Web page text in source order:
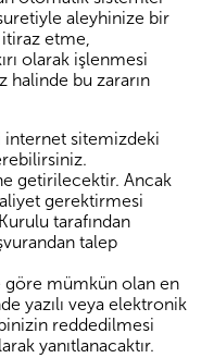
aleyhinize bir
itiraz etme,
olarak işlenmesi
halinde bu zararın
internet sitemizdeki
getirilecektir. Ancak
gerektirmesi
tarafından
talep
göre mümkün olan en
yazılı veya elektronik
reddedilmesi
yanıtlanacaktır.